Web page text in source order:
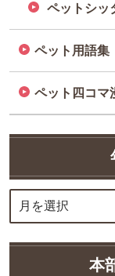
ペットシッ
ペット用語集
ペット四コマ
本